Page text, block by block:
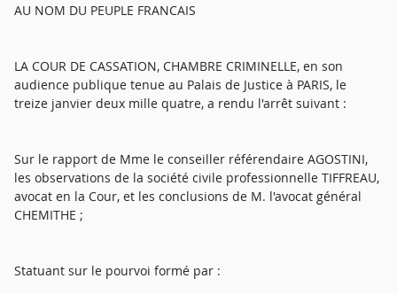
AU NOM DU PEUPLE FRANCAIS
LA COUR DE CASSATION, CHAMBRE CRIMINELLE, en son
audience publique tenue au Palais de Justice à PARIS, le
treize janvier deux mille quatre, a rendu l'arrêt suivant :
Sur le rapport de Mme le conseiller référendaire AGOSTINI,
les observations de la société civile professionnelle TIFFREAU,
avocat en la Cour, et les conclusions de M. l'avocat général
CHEMITHE ;
Statuant sur le pourvoi formé par :